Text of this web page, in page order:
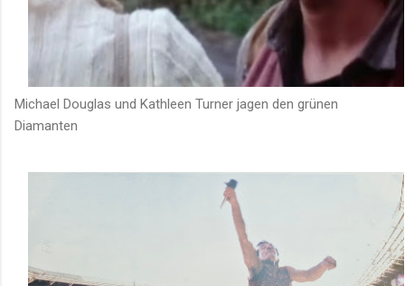
Michael Douglas und Kathleen Turner jagen den grünen
Diamanten